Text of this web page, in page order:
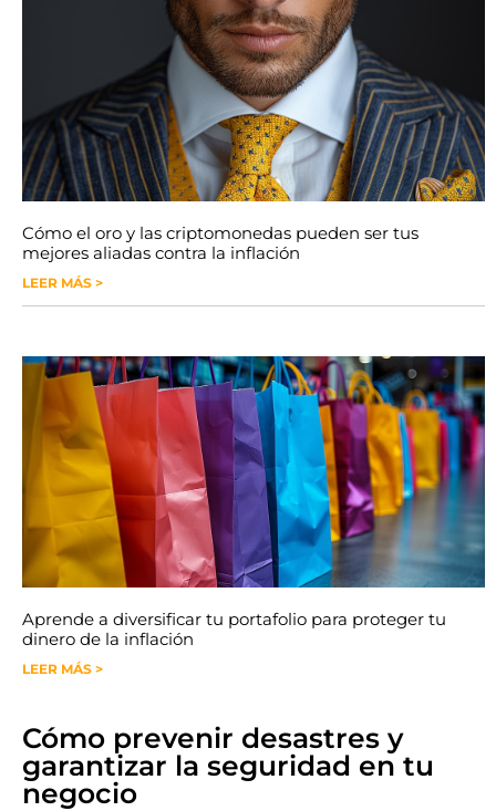
Cómo el oro y las criptomonedas pueden ser tus
mejores aliadas contra la inflación
LEER MÁS >
Aprende a diversificar tu portafolio para proteger tu
dinero de la inflación
LEER MÁS >
Cómo prevenir desastres y
garantizar la seguridad en tu
negocio